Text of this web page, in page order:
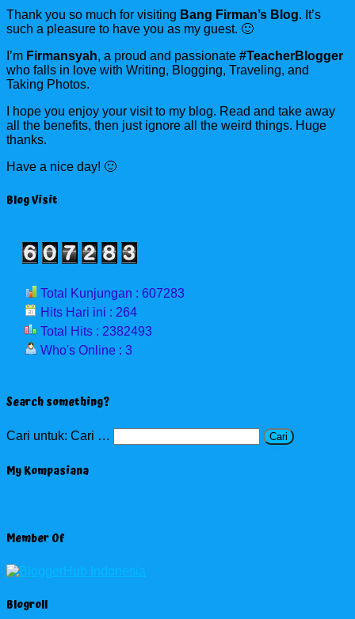
Thank you so much for visiting Bang Firman’s Blog. It’s
such a pleasure to have you as my guest. 🙂
I’m Firmansyah, a proud and passionate #TeacherBlogger
who falls in love with Writing, Blogging, Traveling, and
Taking Photos.
I hope you enjoy your visit to my blog. Read and take away
all the benefits, then just ignore all the weird things. Huge
thanks.
Have a nice day! 🙂
Blog Visit
Total Kunjungan : 607283
Hits Hari ini : 264
Total Hits : 2382493
Who's Online : 3
Search something?
Cari untuk: Cari …
My Kompasiana
Member Of
Blogroll